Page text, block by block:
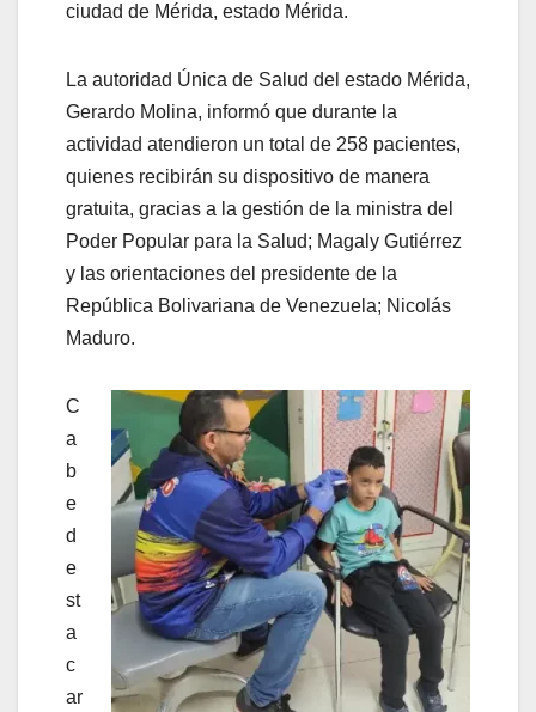
ciudad de Mérida, estado Mérida.
La autoridad Única de Salud del estado Mérida,
Gerardo Molina, informó que durante la
actividad atendieron un total de 258 pacientes,
quienes recibirán su dispositivo de manera
gratuita, gracias a la gestión de la ministra del
Poder Popular para la Salud; Magaly Gutiérrez
y las orientaciones del presidente de la
República Bolivariana de Venezuela; Nicolás
Maduro.
C
a
b
e
d
e
st
a
c
ar